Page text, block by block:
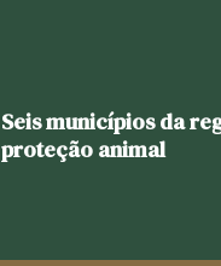
Seis municípios da
proteção animal